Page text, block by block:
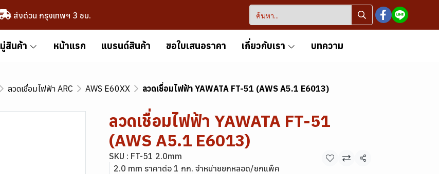
ส่งด่วน กรุงเทพฯ 3 ชม.
สินค้า หน้าแรก แบรนด์สินค้า ขอใบเสนอราคา เกี่ยวกับเรา บทความ
ลวดเชื่อมไฟฟ้า ARC AWS E60XX ลวดเชื่อมไฟฟ้า YAWATA FT-51 (AWS A5.1 E6013)
ลวดเชื่อมไฟฟ้า YAWATA FT-51
(AWS A5.1 E6013)
SKU : FT-51 2.0mm
2.0 mm ราคาต่อ 1 กก. จำหน่ายยกหลอด/ยกแพ็ค
แชร์